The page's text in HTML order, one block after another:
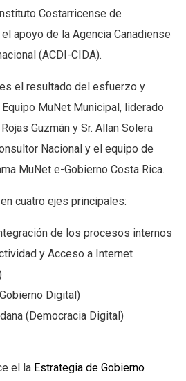
Costarricense de
apoyo de la Agencia Canadiense
(ACDI-CIDA).
el resultado del esfuerzo y
MuNet Municipal, liderado
Guzmán y Sr. Allan Solera
Nacional y el equipo de
MuNet e-Gobierno Costa Rica.
cuatro ejes principales:
de los procesos internos
y Acceso a Internet
Digital)
(Democracia Digital)
el la Estrategia de Gobierno